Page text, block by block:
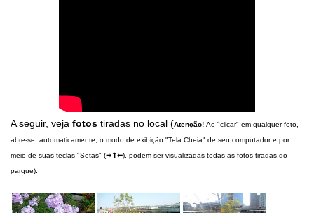
A seguir, veja fotos tiradas no local (Atenção! Ao "clicar" em qualquer foto,
abre-se, automaticamente, o modo de exibição "Tela Cheia" de seu computador e por
meio de suas teclas "Setas" (➡⬆⬅), podem ser visualizadas todas as fotos tiradas do
parque).